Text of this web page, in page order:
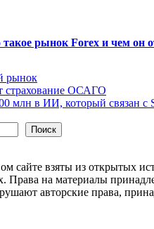
рынок Forex и чем он
рынок
страхование ОСАГО
млн в ИИ, который связан с
Поиск
сайте взяты из открытых
Права на материалы
авторские права,